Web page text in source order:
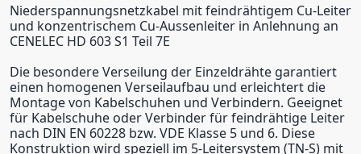
Niederspannungsnetzkabel mit feindrähtigem Cu-Leiter
und konzentrischem Cu-Aussenleiter in Anlehnung an
CENELEC HD 603 S1 Teil 7E
Die besondere Verseilung der Einzeldrähte garantiert
einen homogenen Verseilaufbau und erleichtert die
Montage von Kabelschuhen und Verbindern. Geeignet
für Kabelschuhe oder Verbinder für feindrähtige Leiter
nach DIN EN 60228 bzw. VDE Klasse 5 und 6. Diese
Konstruktion wird speziell im 5-Leitersystem (TN-S) mit